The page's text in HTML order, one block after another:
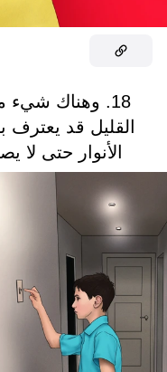
18. وهناك شيء
القليل قد يعترف
الأنوار حتى